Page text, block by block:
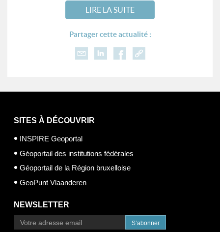
LIRE LA SUITE
Partager cette actualité :
SITES À DÉCOUVRIR
INSPIRE Geoportal
Géoportail des institutions fédérales
Géoportail de la Région bruxelloise
GeoPunt Vlaanderen
NEWSLETTER
S’abonner